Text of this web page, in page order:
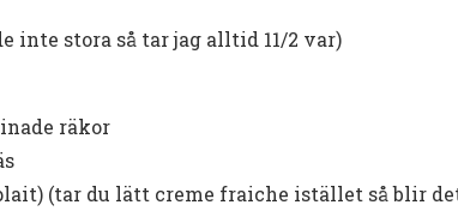
inte stora så tar jag alltid 11/2 var)
räkor
(tar du lätt creme fraiche istället så blir